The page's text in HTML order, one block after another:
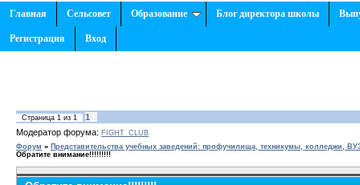
Главная Сельсовет Образование Блог директора школы
Регистрация Вход
Страница 1 из 1
1
Модератор форума: FIGHT_CLUB
Форум » Представительства учебных заведений: профучилища, техникумы, колледжи,
Обратите внимание!!!!!!!!!